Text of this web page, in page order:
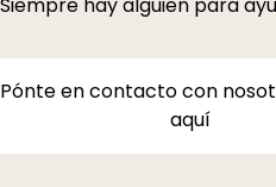
Pónte en contacto con
aquí